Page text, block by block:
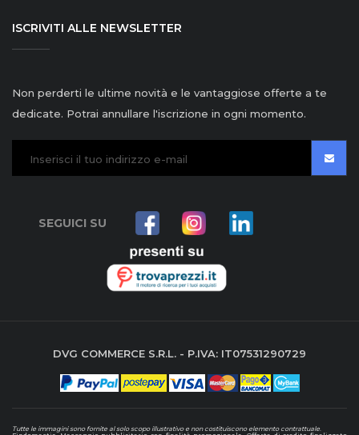
ISCRIVITI ALLE NEWSLETTER
Non perderti le ultime novità e le vantaggiose offerte a te
dedicate. Potrai annullare l'iscrizione in ogni momento.
SEGUICI SU
DVG COMMERCE S.R.L. - P.IVA: IT07531290729
Tutte le immagini sono fornite al solo scopo illustrativo e non costituiscono elemento contrattuale